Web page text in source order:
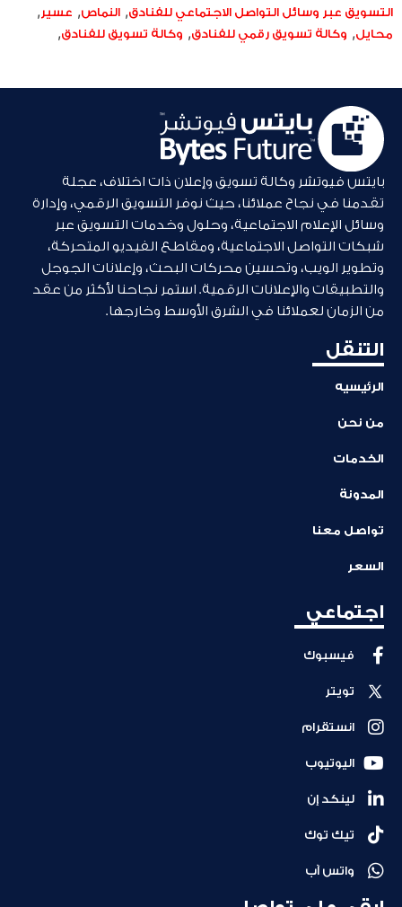
التسويق عبر وسائل التواصل الاجتماعي للفنادق, النماص, عسير ,
محايل, وكالة تسويق رقمي للفنادق, وكالة تسويق للفنادق,
بايتس فيوتشر وكالة تسويق وإعلان ذات اختلاف، عجلة
تقدمنا في نجاح عملائنا، حيث نوفر التسويق الرقمي، وإدارة
وسائل الإعلام الاجتماعية، وحلول وخدمات التسويق عبر
شبكات التواصل الاجتماعية، ومقاطع الفيديو المتحركة،
وتطوير الويب، وتحسين محركات البحث، وإعلانات الجوجل
والتطبيقات والإعلانات الرقمية. استمر نجاحنا لأكثر من عقد
من الزمان لعملائنا في الشرق الأوسط وخارجها.
التنقل
الرئيسيه
من نحن
الخدمات
المدونة
تواصل معنا
السعر
اجتماعي
فيسبوك
تويتر
انستقرام
اليوتيوب
لينكد إن
تيك توك
واتس آب